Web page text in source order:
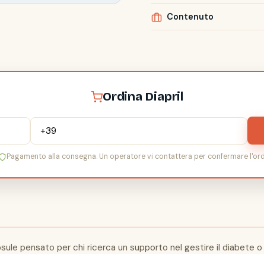
Contenuto
Ordina Diapril
Pagamento alla consegna. Un operatore vi contattera per confermare
pensato per chi ricerca un supporto nel gestire il diabete